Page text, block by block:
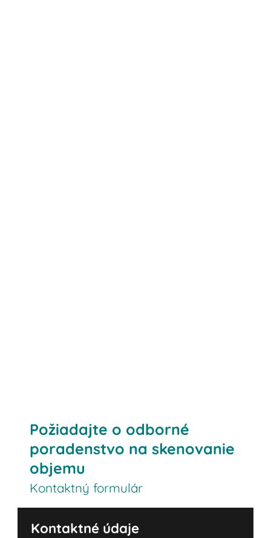
Požiadajte o odborné
poradenstvo na skenovanie
objemu
Kontaktný formulár
Kontaktné údaje